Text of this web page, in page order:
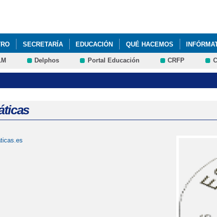
SECRETARÍA EDUCACIÓN QUÉ HACEMOS
- HALLOWEEN Y CARRERA SOLIDARIA NAVIDAD REUNIÓN
Delphos Portal Educación CRFP